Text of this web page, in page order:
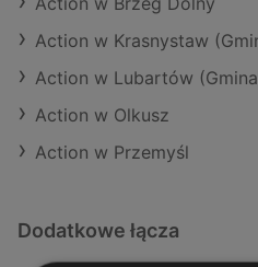
Action w Krasnystaw
Action w Lubartów
Action w Olkusz
Action w Przemyśl
Dodatkowe łącza